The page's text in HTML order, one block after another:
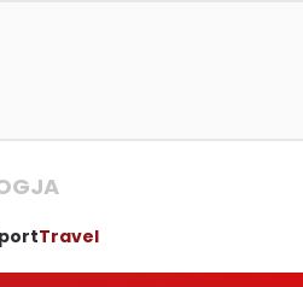
Travel